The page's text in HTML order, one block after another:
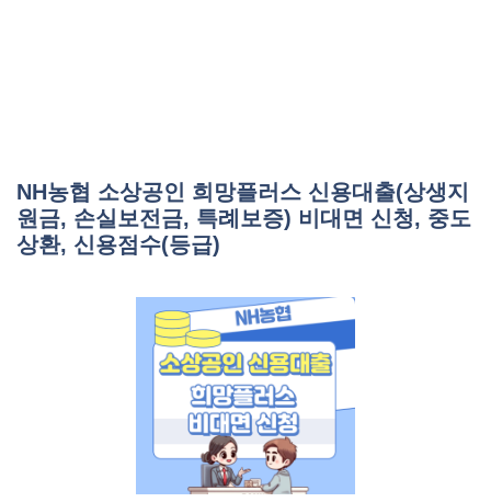
NH농협 소상공인 희망플러스 신용대출(상생지
원금, 손실보전금, 특례보증) 비대면 신청, 중도
상환, 신용점수(등급)